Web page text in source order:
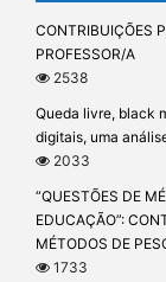
CONTRIBUIÇÕES
PROFESSOR/A
2538
Queda livre, black
digitais, uma
2033
“QUESTÕES DE
EDUCAÇÃO”:
MÉTODOS DE
1733